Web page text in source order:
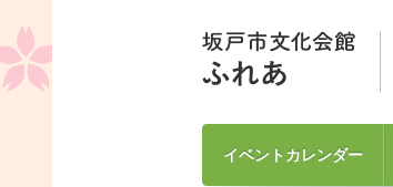
イベントカレンダー